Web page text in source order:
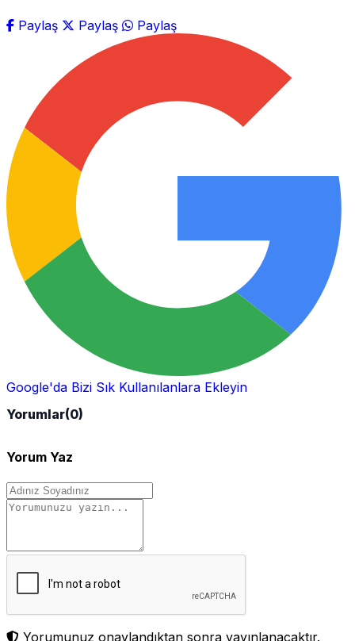
Paylaş Paylaş Paylaş
Google'da Bizi Sık Kullanılanlara Ekleyin
Yorumlar(0)
Yorum Yaz
Yorumunuz onaylandıktan sonra yayınlanacaktır.